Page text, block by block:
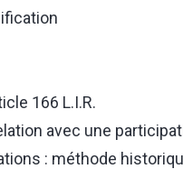
166 L.I.R.
avec une
: méthode